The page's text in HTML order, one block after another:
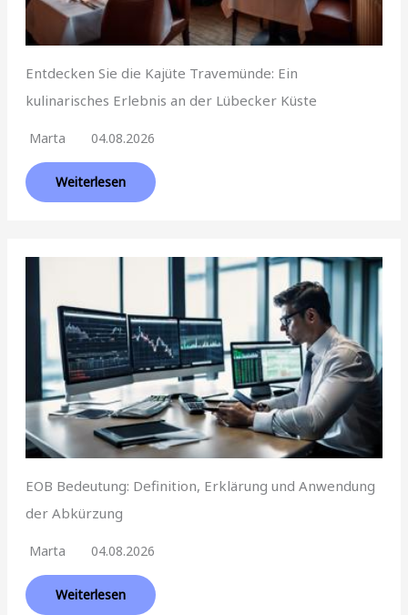
Entdecken Sie die Kajüte Travemünde: Ein
kulinarisches Erlebnis an der Lübecker Küste
Marta 04.08.2026
Weiterlesen
EOB Bedeutung: Definition, Erklärung und Anwendung
der Abkürzung
Marta 04.08.2026
Weiterlesen